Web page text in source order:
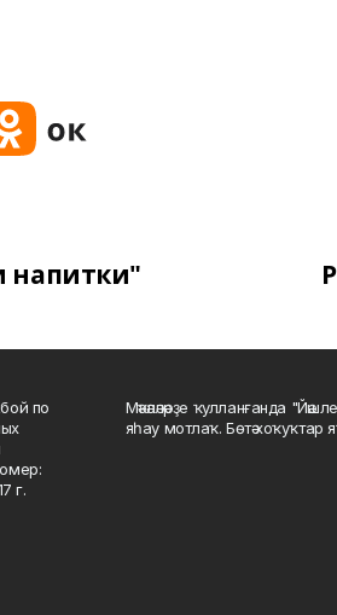
напитки"
по
г.
Мәҡәләләрҙе ҡулланғанда
яһау мотлаҡ. Бөтә хоҡуҡтар